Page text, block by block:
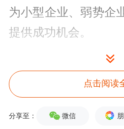
为小型企业、弱势企
提供成功机会。
“外地人像崇拜超级
当地人则习以为常，
家的叔叔。”杜兰回
次来到奥马哈时，站
点击阅读
分享至： 微信